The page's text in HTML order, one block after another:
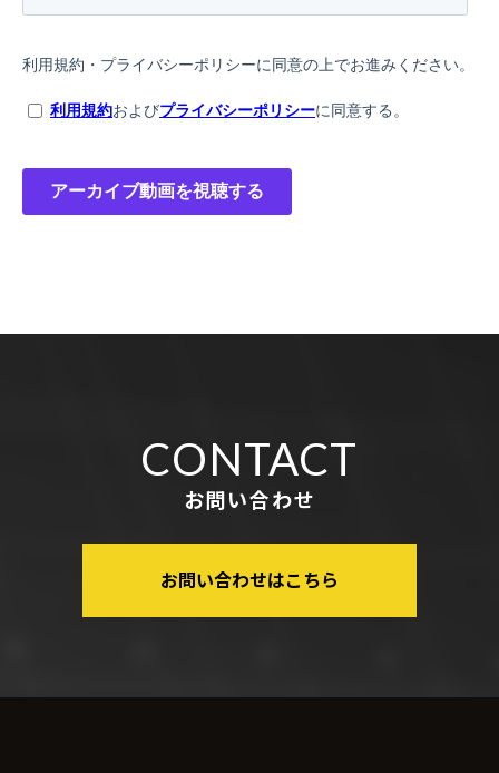
CONTACT
お問い合わせ
お問い合わせはこちら